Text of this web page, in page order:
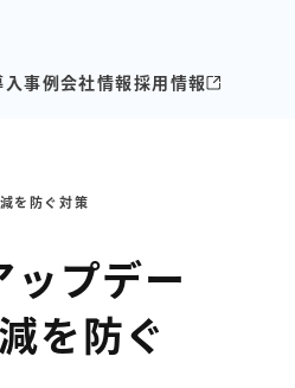
入事例会社情報採用情報
を防ぐ対策
プデー
を防ぐ